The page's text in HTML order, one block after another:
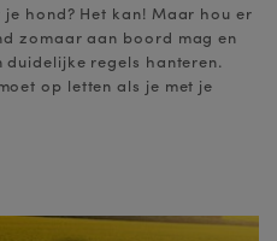
hond? Het kan! Maar hou er
zomaar aan boord mag en
regels hanteren.
op letten als je met je